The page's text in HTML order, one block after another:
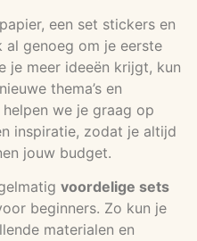
een set stickers en
al genoeg om je eerste
je meer ideeën krijgt, kun
thema’s en
we je graag op
inspiratie, zodat je altijd
jouw budget.
voordelige sets
beginners. Zo kun je
materialen en